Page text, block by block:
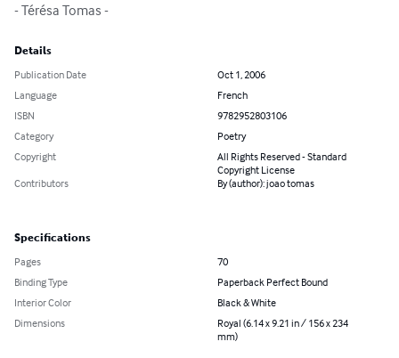
- Térésa Tomas -
Details
Publication Date
Oct 1, 2006
Language
French
ISBN
9782952803106
Category
Poetry
Copyright
All Rights Reserved - Standard
Copyright License
Contributors
By (author): joao tomas
Specifications
Pages
70
Binding Type
Paperback Perfect Bound
Interior Color
Black & White
Dimensions
Royal (6.14 x 9.21 in / 156 x 234
mm)